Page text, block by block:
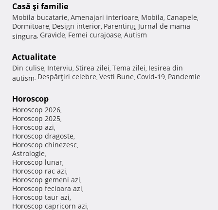
Casă şi familie
Mobila bucatarie, Amenajari interioare, Mobila, Canapele,
Dormitoare, Design interior, Parenting, Jurnal de mama
singura, Gravide, Femei curajoase, Autism
Actualitate
Din culise, Interviu, Stirea zilei, Tema zilei, Iesirea din
autism, Despărţiri celebre, Vesti Bune, Covid-19, Pandemie
Horoscop
Horoscop 2026,
Horoscop 2025,
Horoscop azi,
Horoscop dragoste,
Horoscop chinezesc,
Astrologie,
Horoscop lunar,
Horoscop rac azi,
Horoscop gemeni azi,
Horoscop fecioara azi,
Horoscop taur azi,
Horoscop capricorn azi,